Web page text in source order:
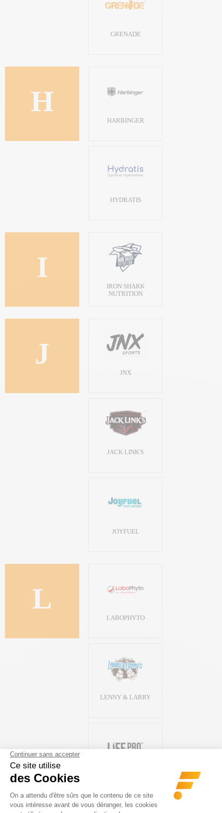
GRENADE
H
HARBINGER
HYDRATIS
I
IRON SHARK
NUTRITION
J
JNX
JACK LINK'S
JOYFUEL
L
LABOPHYTO
LENNY & LARRY